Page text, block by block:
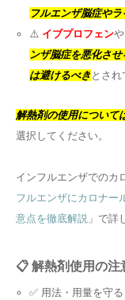
フルエンザ脳症や
⚠️ イブプロフェンや
ンザ脳症を悪化さ
は避けるべき とされ
解熱剤の使用について
選択してください。
インフルエンザでのカ
フルエンザにカロナー
意点を徹底解説 」で詳
📋 解熱剤使用の注
✅ 用法・用量を守る